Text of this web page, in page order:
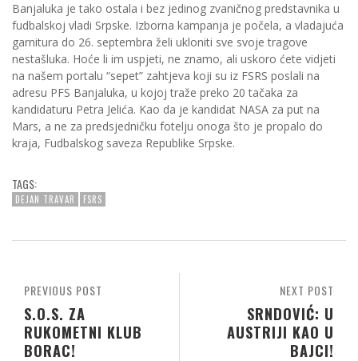
Banjaluka je tako ostala i bez jedinog zvaničnog predstavnika u
fudbalskoj vladi Srpske. Izborna kampanja je počela, a vladajuća
garnitura do 26. septembra želi ukloniti sve svoje tragove
nestašluka. Hoće li im uspjeti, ne znamo, ali uskoro ćete vidjeti
na našem portalu “sepet” zahtjeva koji su iz FSRS poslali na
adresu PFS Banjaluka, u kojoj traže preko 20 tačaka za
kandidaturu Petra Jelića. Kao da je kandidat NASA za put na
Mars, a ne za predsjedničku fotelju onoga što je propalo do
kraja, Fudbalskog saveza Republike Srpske.
TAGS:
DEJAN TRAVAR FSRS
NEXT POST
SRNDOVIĆ: U
AUSTRIJI KAO U
BAJCI!
PREVIOUS POST
S.O.S. ZA
RUKOMETNI KLUB
BORAC!